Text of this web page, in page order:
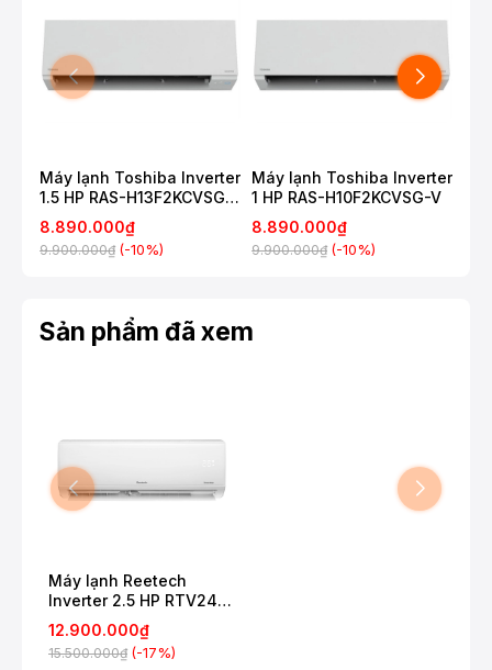
Máy lạnh Toshiba Inverter
1.5 HP RAS-H13F2KCVSG-
V
8.890.000₫
9.900.000₫ (-10%)
Máy lạnh Toshiba Inverter
1 HP RAS-H10F2KCVSG-V
8.890.000₫
9.900.000₫ (-10%)
Sản phẩm đã xem
Máy lạnh Reetech
Inverter 2.5 HP RTV24-
TC-BI/ RCV24-TC-BI
12.900.000₫
15.500.000₫ (-17%)